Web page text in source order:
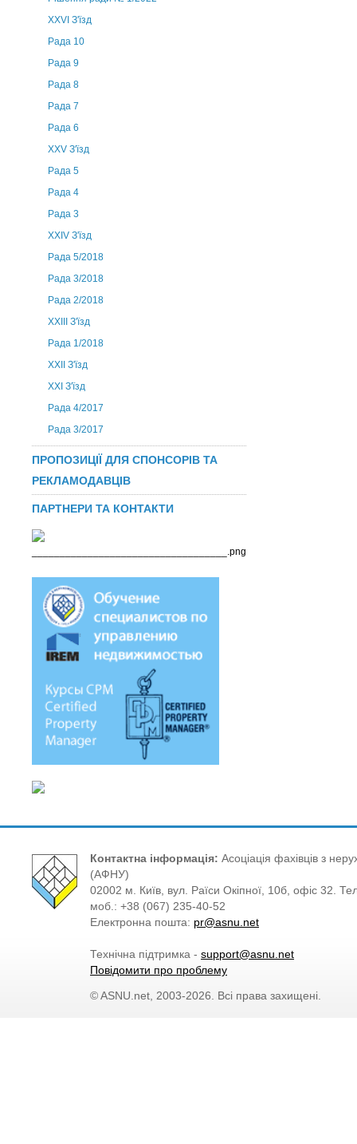
XXVI З'їзд
Рада 10
Рада 9
Рада 8
Рада 7
Рада 6
XXV З'їзд
Рада 5
Рада 4
Рада 3
ХХIV З'їзд
Рада 5/2018
Рада 3/2018
Рада 2/2018
XXIII З'їзд
Рада 1/2018
ХХІІ З'їзд
XXI З'їзд
Рада 4/2017
Рада 3/2017
ПРОПОЗИЦІЇ ДЛЯ СПОНСОРІВ ТА
РЕКЛАМОДАВЦІВ
ПАРТНЕРИ ТА КОНТАКТИ
Контактна інформація: Асоціація фахівців з
(АФНУ)
02002 м. Київ, вул. Раїси Окіпної, 10б, офіс 32.
моб.: +38 (067) 235-40-52
Електронна пошта: pr@asnu.net
Технічна підтримка - support@asnu.net
Повідомити про проблему
© ASNU.net, 2003-2026. Всі права захищені.